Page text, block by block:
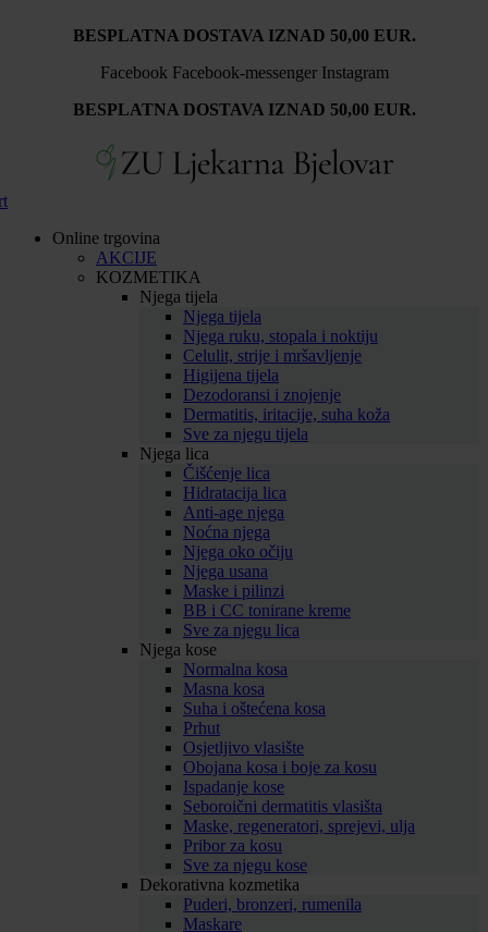
BESPLATNA DOSTAVA IZNAD 50,00 EUR.
Facebook Facebook-messenger Instagram
BESPLATNA DOSTAVA IZNAD 50,00 EUR.
Online trgovina
AKCIJE
KOZMETIKA
Njega tijela
Njega tijela
Njega ruku, stopala i noktiju
Celulit, strije i mršavljenje
Higijena tijela
Dezodoransi i znojenje
Dermatitis, iritacije, suha koža
Sve za njegu tijela
Njega lica
Čišćenje lica
Hidratacija lica
Anti-age njega
Noćna njega
Njega oko očiju
Njega usana
Maske i pilinzi
BB i CC tonirane kreme
Sve za njegu lica
Njega kose
Normalna kosa
Masna kosa
Suha i oštećena kosa
Prhut
Osjetljivo vlasište
Obojana kosa i boje za kosu
Ispadanje kose
Seboroični dermatitis vlasišta
Maske, regeneratori, sprejevi, ulja
Pribor za kosu
Sve za njegu kose
Dekorativna kozmetika
Puderi, bronzeri, rumenila
Maskare